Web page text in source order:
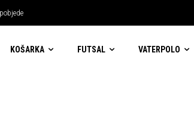
KOŠARKA FUTSAL VATERPOLO